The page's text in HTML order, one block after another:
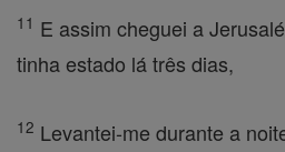
11 E assim cheguei a
tinha estado lá três dias,
12 Levantei-me durante a